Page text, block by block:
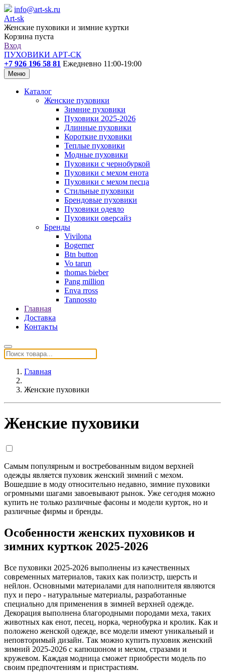
info@art-sk.ru
Art-sk
Женские пуховики и зимние куртки
Корзина пуста
Вход
ПУХОВИКИ АРТ-СК
+7 926 196 58 81 Ежедневно 11:00-19:00
Меню
Каталог
Женские пуховики
Зимние пуховики
Пуховики 2025-2026
Длинные пуховики
Короткие пуховики
Теплые пуховики
Модные пуховики
Пуховики с чернобуркой
Пуховики с мехом енота
Пуховики с мехом песца
Стильные пуховики
Брендовые пуховики
Пуховики одеяло
Пуховики оверсайз
Бренды
Vivilona
Bogerner
Btn button
Vo tarun
thomas bieber
Pang million
Enva rross
Tannossto
Главная
Доставка
Контакты
Главная
Женские пуховики
Женские пуховики
Самым популярным и востребованным видом верхней
одежды является пуховик женский зимний с мехом.
Вошедшие в моду относительно недавно, зимние пуховики
огромными шагами завоевывают рынок. Уже сегодня можно
купить не только различные фасоны и модели курток, но и
различные фирмы и бренды.
Особенности женских пуховиков и
зимних курткок 2025-2026
Все пуховики 2025-2026 выполнены из качественных
современных материалов, таких как полиэстр, шерсть и
нейлон. Основными материалами для наполнителя являются
пух и перо - натуральные материалы, разработанные
специально для применения в зимней верхней одежде.
Декорация выполнена благородными породами меха, таких
животных как енот, песец, норка, чернобурка и кролик. Как и
положено женской одежде, все модели имеют уникальный и
неповторимый дизайн. Так можно купить пуховик женский
зимний 2025-2026 с капюшоном и мехом, стразами и
кружевом. Каждая модница сможет приобрести модель по
своим предпочтениям и пристрастиям.